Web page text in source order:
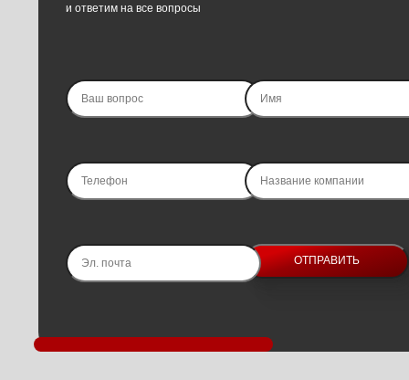
и ответим на все вопросы